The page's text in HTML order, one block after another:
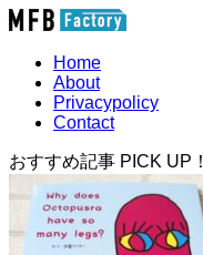
Home
About
Privacypolicy
Contact
おすすめ記事 PICK UP！